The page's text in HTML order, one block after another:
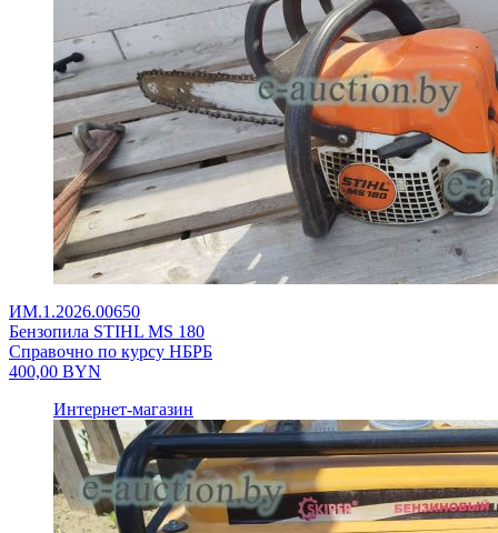
ИМ.1.2026.00650
Бензопила STIHL MS 180
Справочно по курсу НБРБ
400,00 BYN
Интернет-магазин